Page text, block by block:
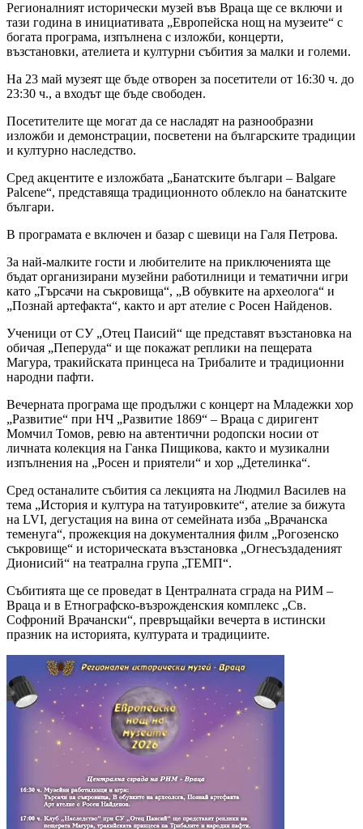
Регионалният исторически музей във Враца ще се включи и
тази година в инициативата „Европейска нощ на музеите“ с
богата програма, изпълнена с изложби, концерти,
възстановки, ателиета и културни събития за малки и големи.
На 23 май музеят ще бъде отворен за посетители от 16:30 ч. до
23:30 ч., а входът ще бъде свободен.
Посетителите ще могат да се насладят на разнообразни
изложби и демонстрации, посветени на българските традиции
и културно наследство.
Сред акцентите е изложбата „Банатските българи – Balgare
Palcene“, представяща традиционното облекло на банатските
българи.
В програмата е включен и базар с шевици на Галя Петрова.
За най-малките гости и любителите на приключенията ще
бъдат организирани музейни работилници и тематични игри
като „Търсачи на съкровища“, „В обувките на археолога“ и
„Познай артефакта“, както и арт ателие с Росен Найденов.
Ученици от СУ „Отец Паисий“ ще представят възстановка на
обичая „Пеперуда“ и ще покажат реплики на пещерата
Магура, тракийската принцеса на Трибалите и традиционни
народни пафти.
Вечерната програма ще продължи с концерт на Младежки хор
„Развитие“ при НЧ „Развитие 1869“ – Враца с диригент
Момчил Томов, ревю на автентични родопски носии от
личната колекция на Ганка Пищикова, както и музикални
изпълнения на „Росен и приятели“ и хор „Детелинка“.
Сред останалите събития са лекцията на Людмил Василев на
тема „История и култура на татуировките“, ателие за бижута
на LVI, дегустация на вина от семейната изба „Врачанска
теменуга“, прожекция на документалния филм „Рогозенско
съкровище“ и историческата възстановка „Огнесъздаденият
Дионисий“ на театрална група „ТЕМП“.
Събитията ще се проведат в Централната сграда на РИМ –
Враца и в Етнографско-възрожденския комплекс „Св.
Софроний Врачански“, превръщайки вечерта в истински
празник на историята, културата и традициите.